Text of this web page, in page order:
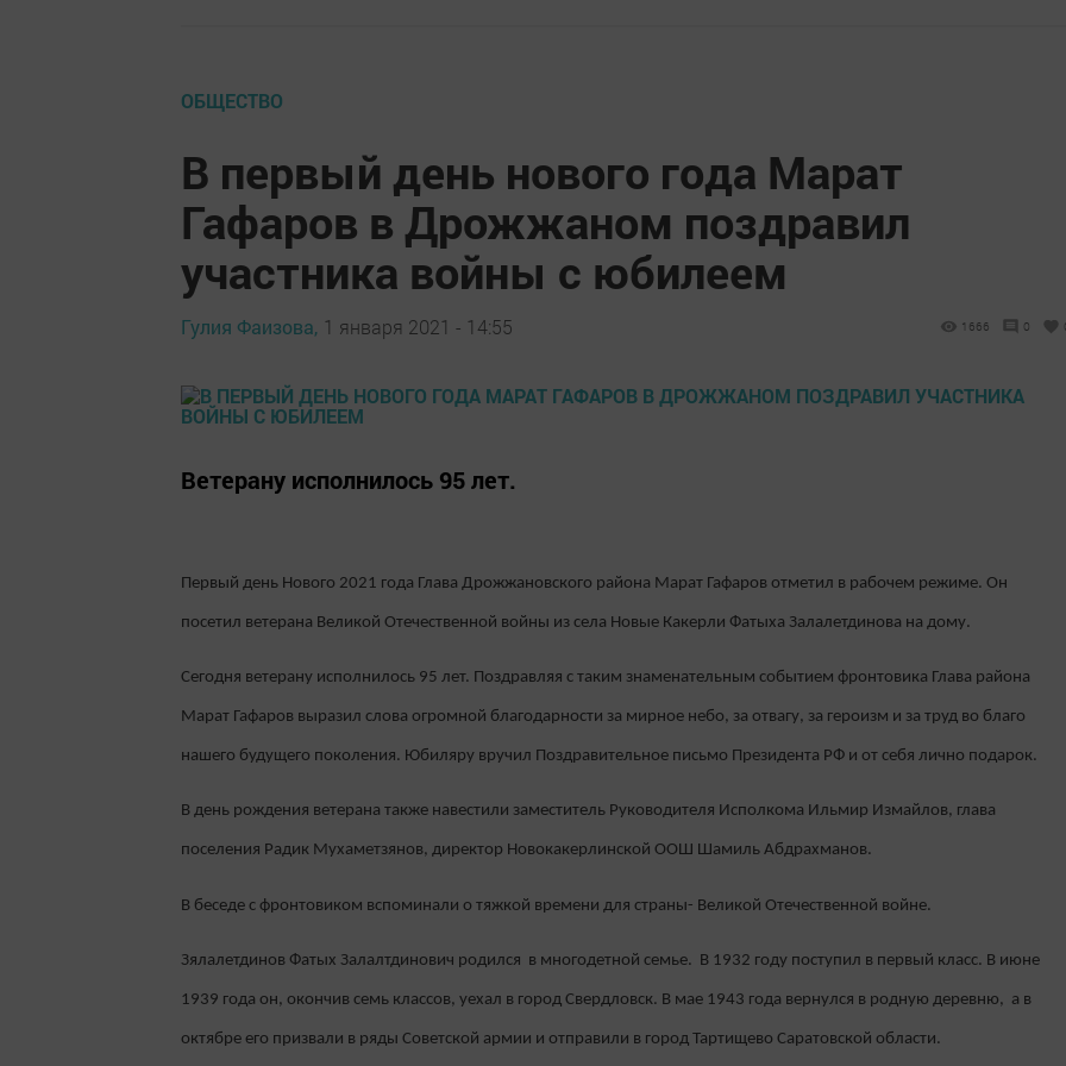
ОБЩЕСТВО
В первый день нового года Марат
Гафаров в Дрожжаном поздравил
участника войны с юбилеем
Гулия Фаизова, 1 января 2021 - 14:55 1666 0
Ветерану исполнилось 95 лет.
Первый день Нового 2021 года Глава Дрожжановского района Марат Гафаров отметил в рабочем режиме. Он
посетил ветерана Великой Отечественной войны из села Новые Какерли Фатыха Залалетдинова на дому.
Сегодня ветерану исполнилось 95 лет. Поздравляя с таким знаменательным событием фронтовика Глава района
Марат Гафаров выразил слова огромной благодарности за мирное небо, за отвагу, за героизм и за труд во благо
нашего будущего поколения. Юбиляру вручил Поздравительное письмо Президента РФ и от себя лично подарок.
В день рождения ветерана также навестили заместитель Руководителя Исполкома Ильмир Измайлов, глава
поселения Радик Мухаметзянов, директор Новокакерлинской ООШ Шамиль Абдрахманов.
В беседе с фронтовиком вспоминали о тяжкой времени для страны- Великой Отечественной войне.
Зялалетдинов Фатых Залалтдинович родился в многодетной семье. В 1932 году поступил в первый класс. В июне
1939 года он, окончив семь классов, уехал в город Свердловск. В мае 1943 года вернулся в родную деревню, а в
октябре его призвали в ряды Советской армии и отправили в город Тартищево Саратовской области.